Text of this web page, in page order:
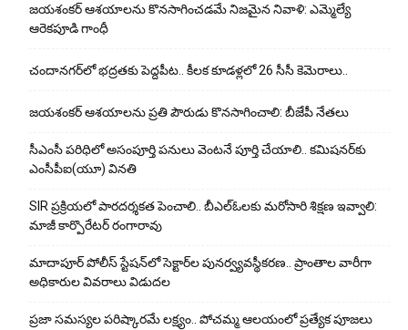
జయశంకర్ ఆశయాలను కొనసాగించడమే నిజమైన నివాళి: ఎమ్మెల్యే
ఆరెక‌పూడి గాంధీ
చందానగర్‌లో భద్రతకు పెద్దపీట.. కీలక కూడళ్లలో 26 సీసీ కెమెరాలు..
జయశంకర్ ఆశయాలను ప్రతి పౌరుడు కొనసాగించాలి: బీజేపీ నేతలు
సీఎంసీ పరిధిలో అసంపూర్తి పనులు వెంటనే పూర్తి చేయాలి.. కమిషనర్‌కు
ఎంసీపీఐ(యూ) వినతి
SIR ప్రక్రియలో పారదర్శకత పెంచాలి.. బీఎల్ఓలకు మరోసారి శిక్షణ ఇవ్వాలి:
మాజీ కార్పొరేటర్ రంగారావు
మాదాపూర్ పోలీస్‌ స్టేషన్‌లో సెక్టార్‌ల పునర్వ్యవస్థీకరణ.. ప్రాంతాల వారీగా
అధికారుల వివరాలు విడుదల
ప్రజా సమస్యల పరిష్కారమే లక్ష్యం.. పోచమ్మ ఆలయంలో ప్రత్యేక పూజలు